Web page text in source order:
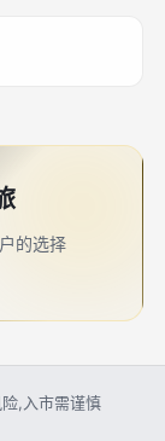
的选择
,入市需谨慎